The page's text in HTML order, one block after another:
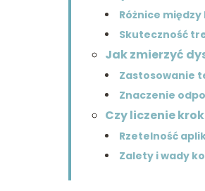
Różnice
Skuteczność
Jak zmierzyć
Zastosowanie
Znaczenie
Czy liczenie
Rzetelność
Zalety i wady